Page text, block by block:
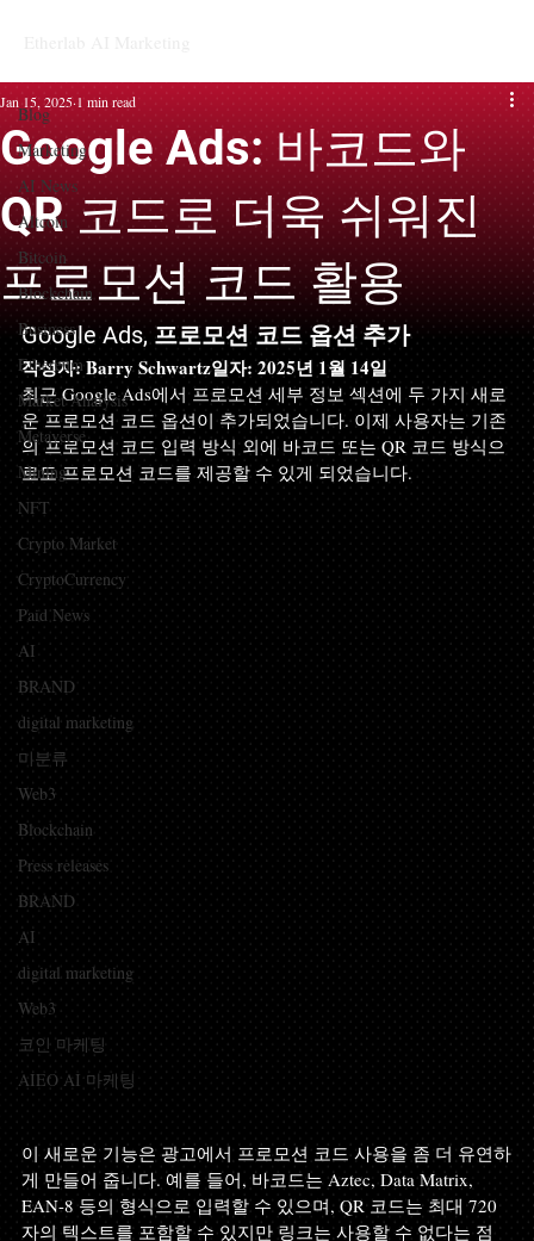
Blog
Marketing
AI News
Altcoin
Bitcoin
Blockchain
Business
Ethereum
Market Analysis
Metaverse
Mining
NFT
Crypto Market
CryptoCurrency
Paid News
AI
BRAND
digital marketing
미분류
Web3
Blockchain
Press releases
BRAND
AI
digital marketing
Web3
코인 마케팅
AIEO AI 마케팅
Google Ads: 바코드와
QR 코드로 더욱 쉬워진
프로모션 코드 활용
Jan 15, 2025 1 min read
Google Ads, 프로모션 코드 옵션 추가
작성자: Barry Schwartz일자: 2025년 1월 14일
최근 Google Ads에서 프로모션 세부 정보 섹션에 두 가지 새로
운 프로모션 코드 옵션이 추가되었습니다. 이제 사용자는 기존
의 프로모션 코드 입력 방식 외에 바코드 또는 QR 코드 방식으
로도 프로모션 코드를 제공할 수 있게 되었습니다.
이 새로운 기능은 광고에서 프로모션 코드 사용을 좀 더 유연하
게 만들어 줍니다. 예를 들어, 바코드는 Aztec, Data Matrix,
EAN-8 등의 형식으로 입력할 수 있으며, QR 코드는 최대 720
자의 텍스트를 포함할 수 있지만 링크는 사용할 수 없다는 점